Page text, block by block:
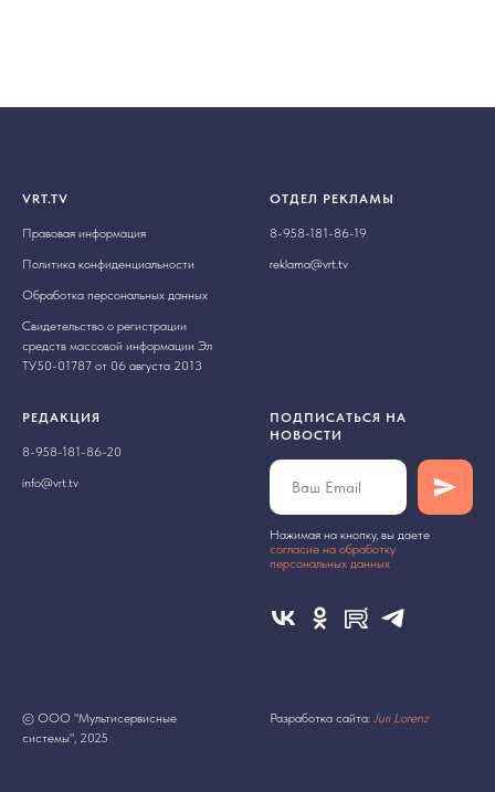
VRT.TV
Правовая информация
Политика конфиденциальности
Обработка персональных данных
Свидетельство о регистрации
средств массовой информации Эл
ТУ50-01787 от 06 августа 2013
ОТДЕЛ РЕКЛАМЫ
8-958-181-86-19
reklama@vrt.tv
РЕДАКЦИЯ
8-958-181-86-20
info@vrt.tv
ПОДПИСАТЬСЯ НА
НОВОСТИ
Нажимая на кнопку, вы даете
cогласие на обработку
персональных данных
© ООО "Мультисервисные
системы", 2025
Разработка сайта: Juri Lorenz